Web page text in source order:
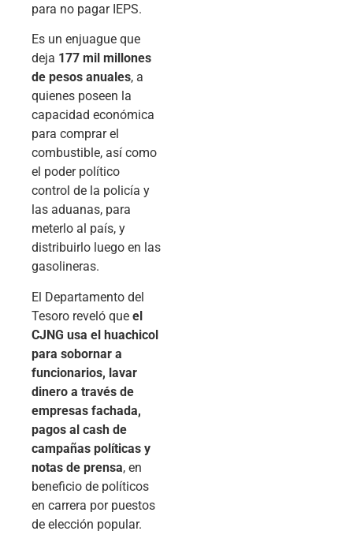
para no pagar IEPS.
Es un enjuague que
deja 177 mil millones
de pesos anuales, a
quienes poseen la
capacidad económica
para comprar el
combustible, así como
el poder político
control de la policía y
las aduanas, para
meterlo al país, y
distribuirlo luego en las
gasolineras.
El Departamento del
Tesoro reveló que el
CJNG usa el huachicol
para sobornar a
funcionarios, lavar
dinero a través de
empresas fachada,
pagos al cash de
campañas políticas y
notas de prensa, en
beneficio de políticos
en carrera por puestos
de elección popular.